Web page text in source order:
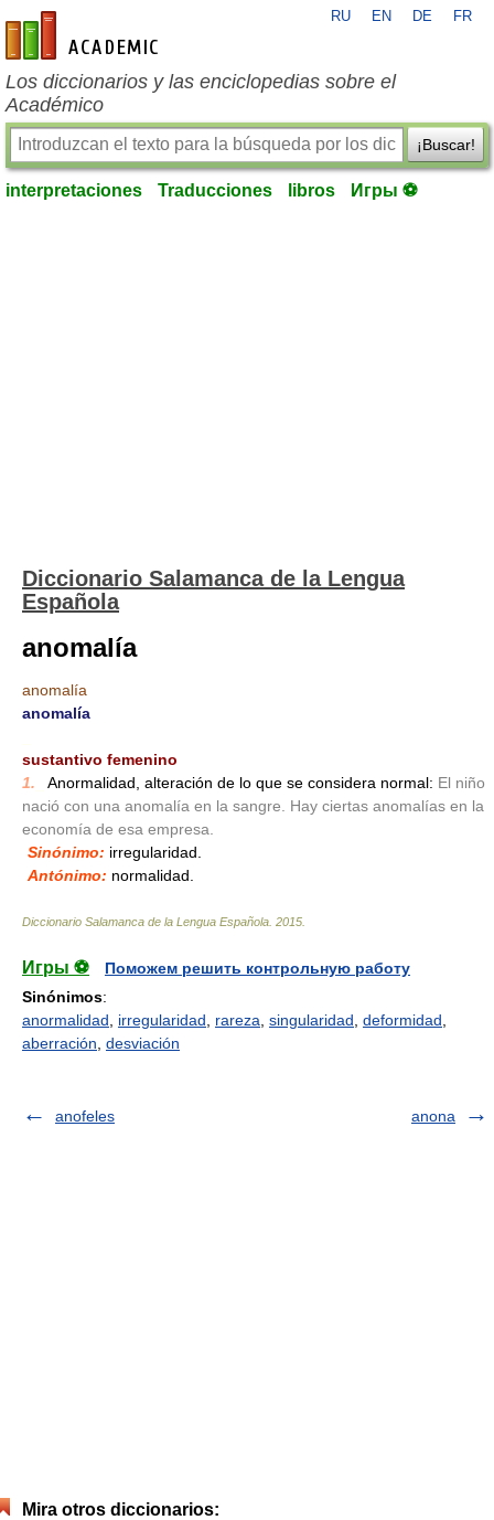
es-academic.com
RU EN DE FR
Los diccionarios y las enciclopedias sobre el
Académico
¡Buscar!
interpretaciones Traducciones libros Игры ⚽
Diccionario Salamanca de la Lengua
Española
anomalía
anomalía
anomalía
sustantivo femenino
1.
Anormalidad, alteración de lo que se considera normal: El niño
nació con una anomalía en la sangre. Hay ciertas anomalías en la
economía de esa empresa.
Sinónimo: irregularidad.
Antónimo: normalidad.
Diccionario Salamanca de la Lengua Española 2015
Игры ⚽
Поможем решить контрольную работу
Sinónimos:
anormalidad
irregularidad rareza singularidad deformidad
aberración desviación
anofeles anona
Mira otros diccionarios: